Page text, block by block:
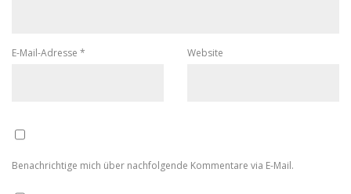
E-Mail-Adresse * Website
Benachrichtige mich über nachfolgende Kommentare via E-Mail.